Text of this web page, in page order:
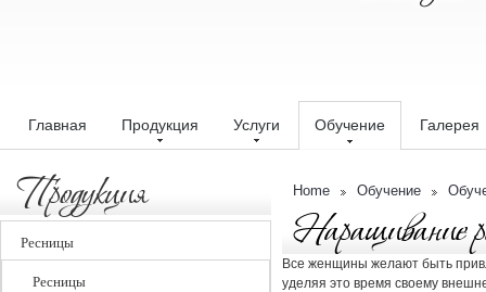
Главная Продукция Услуги Обучение Галерея
Продукция
Ресницы
Ресницы
Home Обучение
Наращивание
Все женщины желают быть
уделяя это время своему